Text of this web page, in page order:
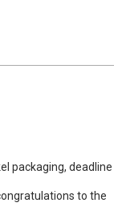
packaging, deadline
to the